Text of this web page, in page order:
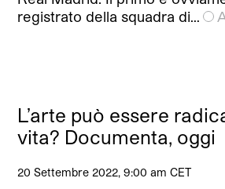
registrato della squadra di…
L’arte può essere
vita? Documenta, oggi
20 Settembre 2022, 9:00 am CET